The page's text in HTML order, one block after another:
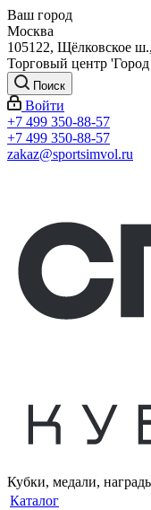
Ваш город
Москва
105122, Щёлковское
Торговый центр
Поиск
Войти
+7 499 350-88-57
+7 499 350-88-57
zakaz@sportsimvol.ru
Кубки, медали,
Каталог